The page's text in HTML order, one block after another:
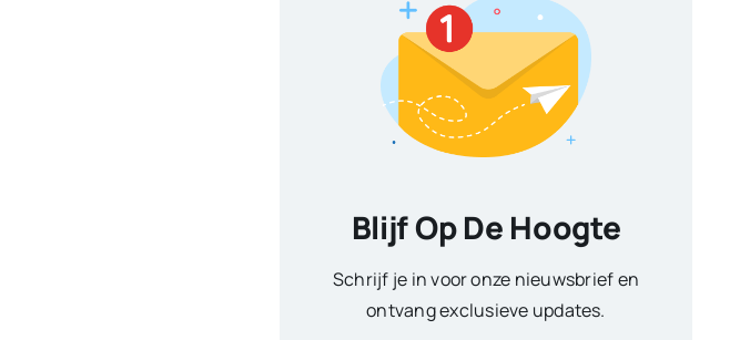
Blijf Op De Hoogte
Schrijf je in voor onze nieuwsbrief en
ontvang exclusieve updates.